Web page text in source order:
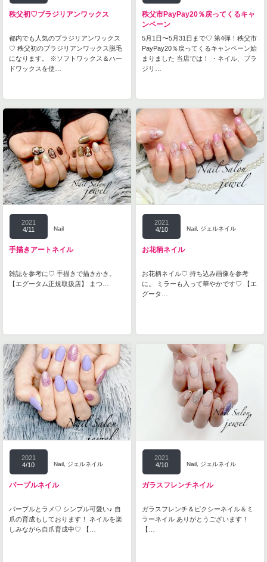
秩父初♡ブラジリアンワックス
都内でも人気のブラジリアンワックス
♡ 秩父初のブラジリアンワックス脱毛
になります。 ※ソフトワックス＆ハー
ドワックスを使…
秩父市PayPay20％戻ってくるキャ
ンペーン
5月1日〜5月31日まで♡ 第4弾！秩父市
PayPay20％戻ってくるキャンペーン始
まりました 当店では！ ・ネイル、ブラ
ジリ…
2021
4/11
Nail
手描きアートネイル
雑誌を参考に♡ 手描きで描きかき。
【エグータム正規取扱店】 まつ…
2021
4/10
Nail ジェルネイル
お花柄ネイル
お花柄ネイル♡ 持ち込み画像を参考
に。 ミラーも入って華やかです♡ 【エ
グータ…
2021
4/10
Nail ジェルネイル
パープルネイル
パープルとラメ♡ シンプル可愛い♪ 自
爪の育成もしております！ ネイルを楽
しみながら自爪育成中♡ 【…
2021
4/10
Nail ジェルネイル
ガラスフレンチネイル
ガラスフレンチ＆ピクシーネイル＆ミ
ラーネイル ありがとうございます！
【…